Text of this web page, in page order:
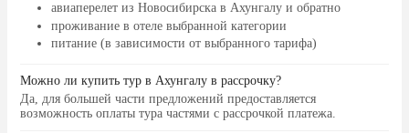
$, тукер приезжает к
времени за вами. 2
$ весь день, многие
проверенного тук-тукера
+94712012555, вежливый
авиаперелет из Новосибирска в Ахунгалу и обратно
проживание в отеле выбранной категории
питание (в зависимости от выбранного тарифа)
Можно ли купить тур в Ахунгалу в рассрочку?
Да, для большей части предложений предоставляется
возможность оплаты тура частями с рассрочкой платежа.